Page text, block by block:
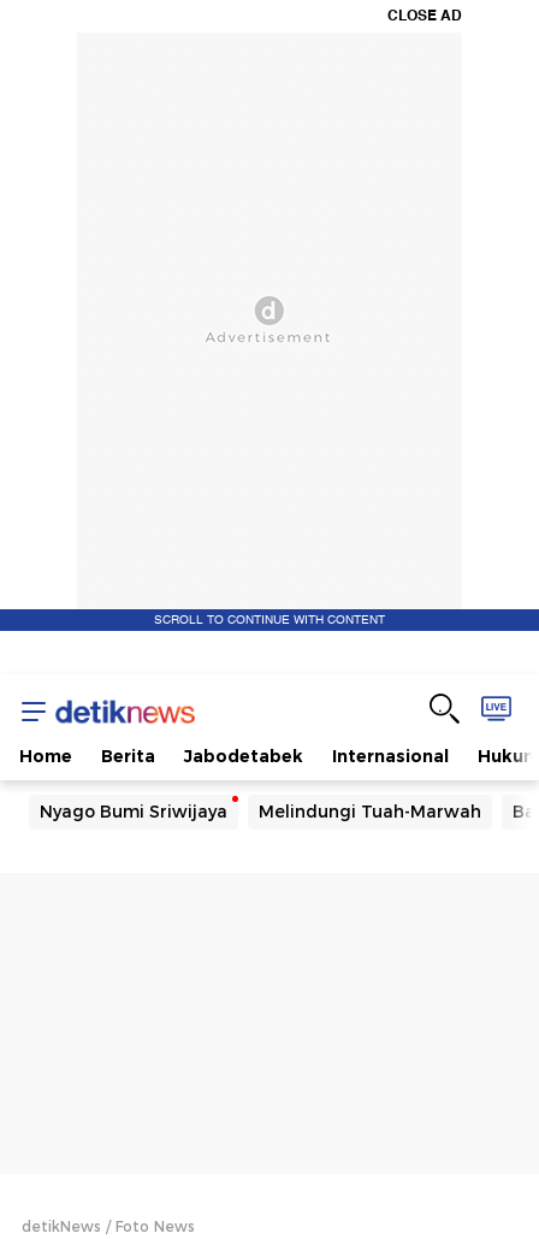
CLOSE AD
SCROLL TO CONTINUE WITH CONTENT
Home Berita Jabodetabek Internasional Hukum
Nyago Bumi Sriwijaya Melindungi Tuah-Marwah
detikNews Foto News